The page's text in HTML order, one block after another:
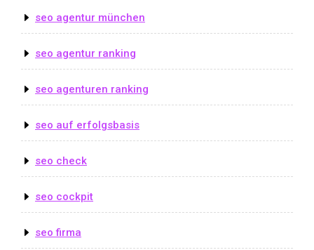
seo agentur münchen
seo agentur ranking
seo agenturen ranking
seo auf erfolgsbasis
seo check
seo cockpit
seo firma